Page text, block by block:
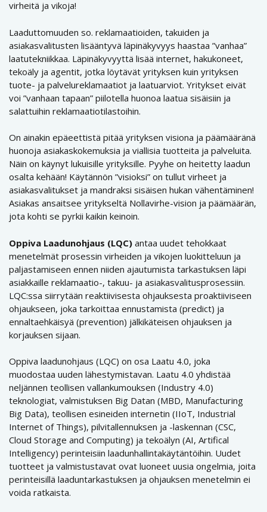
virheitä ja vikoja!
Laaduttomuuden so. reklamaatioiden, takuiden ja
asiakasvalitusten lisääntyvä läpinäkyvyys haastaa ”vanhaa”
laatutekniikkaa. Läpinäkyvyyttä lisää internet, hakukoneet,
tekoäly ja agentit, jotka löytävät yrityksen kuin yrityksen
tuote- ja palvelureklamaatiot ja laatuarviot. Yritykset eivät
voi ”vanhaan tapaan” piilotella huonoa laatua sisäisiin ja
salattuihin reklamaatiotilastoihin.
On ainakin epäeettistä pitää yrityksen visiona ja päämääränä
huonoja asiakaskokemuksia ja viallisia tuotteita ja palveluita.
Näin on käynyt lukuisille yrityksille. Pyyhe on heitetty laadun
osalta kehään! Käytännön ”visioksi” on tullut virheet ja
asiakasvalitukset ja mandraksi sisäisen hukan vähentäminen!
Asiakas ansaitsee yritykseltä Nollavirhe-vision ja päämäärän,
jota kohti se pyrkii kaikin keinoin.
Oppiva Laadunohjaus (LQC) antaa uudet tehokkaat
menetelmät prosessin virheiden ja vikojen luokitteluun ja
paljastamiseen ennen niiden ajautumista tarkastuksen läpi
asiakkaille reklamaatio-, takuu- ja asiakasvalitusprosessiin.
LQC:ssa siirrytään reaktiivisesta ohjauksesta proaktiiviseen
ohjaukseen, joka tarkoittaa ennustamista (predict) ja
ennaltaehkäisyä (prevention) jälkikäteisen ohjauksen ja
korjauksen sijaan.
Oppiva laadunohjaus (LQC) on osa Laatu 4.0, joka
muodostaa uuden lähestymistavan. Laatu 4.0 yhdistää
neljännen teollisen vallankumouksen (Industry 4.0)
teknologiat, valmistuksen Big Datan (MBD, Manufacturing
Big Data), teollisen esineiden internetin (IIoT, Industrial
Internet of Things), pilvitallennuksen ja -laskennan (CSC,
Cloud Storage and Computing) ja tekoälyn (AI, Artifical
Intelligency) perinteisiin laadunhallintakäytäntöihin. Uudet
tuotteet ja valmistustavat ovat luoneet uusia ongelmia, joita
perinteisillä laaduntarkastuksen ja ohjauksen menetelmin ei
voida ratkaista.